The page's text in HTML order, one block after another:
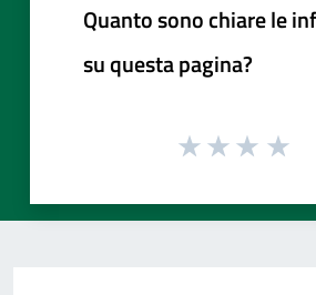
Quanto sono chiare le
su questa pagina?